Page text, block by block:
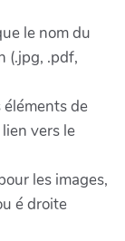
le nom du
(.jpg, .pdf,
éléments de
vers le
les images,
é droite